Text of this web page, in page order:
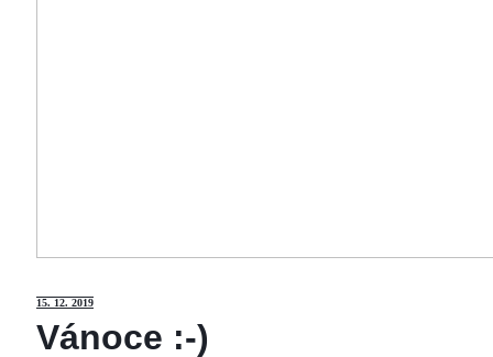
15. 12. 2019
Vánoce :-)